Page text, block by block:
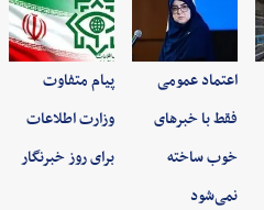
اعتماد عمومی
فقط با خبرهای
خوب ساخته
نمی‌شود
پیام متفاوت
وزارت اطلاعات
برای روز خبرنگار